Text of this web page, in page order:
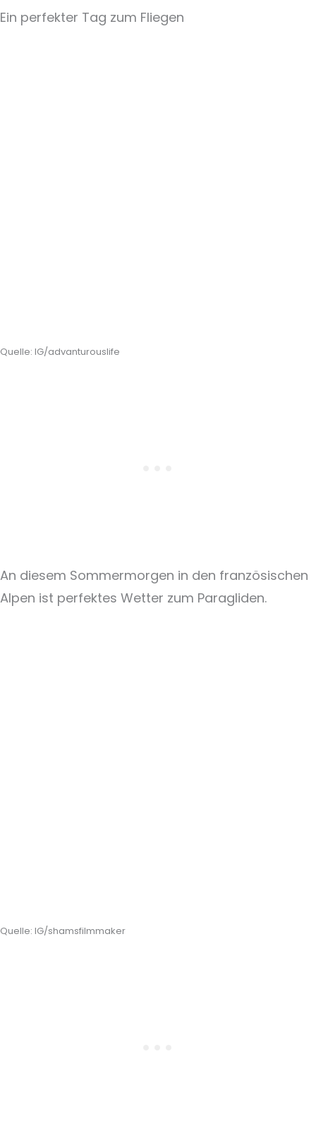
Ein perfekter Tag zum Fliegen
Quelle: IG/advanturouslife
An diesem Sommermorgen in den französischen
Alpen ist perfektes Wetter zum Paragliden.
Quelle: IG/shamsfilmmaker